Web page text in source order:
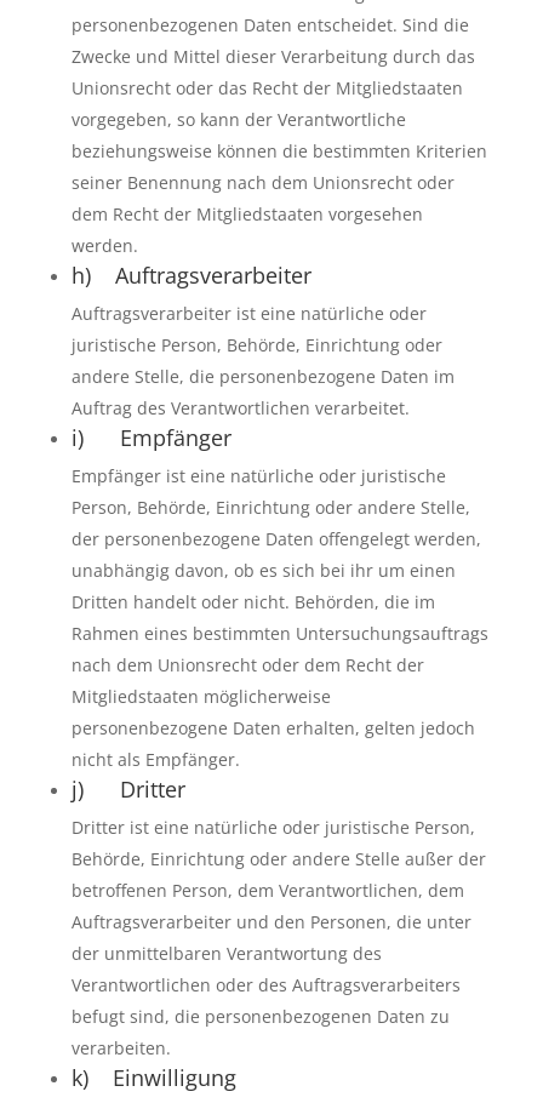
personenbezogenen Daten entscheidet. Sind die
Zwecke und Mittel dieser Verarbeitung durch das
Unionsrecht oder das Recht der Mitgliedstaaten
vorgegeben, so kann der Verantwortliche
beziehungsweise können die bestimmten Kriterien
seiner Benennung nach dem Unionsrecht oder
dem Recht der Mitgliedstaaten vorgesehen
werden.
h) Auftragsverarbeiter
Auftragsverarbeiter ist eine natürliche oder
juristische Person, Behörde, Einrichtung oder
andere Stelle, die personenbezogene Daten im
Auftrag des Verantwortlichen verarbeitet.
i) Empfänger
Empfänger ist eine natürliche oder juristische
Person, Behörde, Einrichtung oder andere Stelle,
der personenbezogene Daten offengelegt werden,
unabhängig davon, ob es sich bei ihr um einen
Dritten handelt oder nicht. Behörden, die im
Rahmen eines bestimmten Untersuchungsauftrags
nach dem Unionsrecht oder dem Recht der
Mitgliedstaaten möglicherweise
personenbezogene Daten erhalten, gelten jedoch
nicht als Empfänger.
j) Dritter
Dritter ist eine natürliche oder juristische Person,
Behörde, Einrichtung oder andere Stelle außer der
betroffenen Person, dem Verantwortlichen, dem
Auftragsverarbeiter und den Personen, die unter
der unmittelbaren Verantwortung des
Verantwortlichen oder des Auftragsverarbeiters
befugt sind, die personenbezogenen Daten zu
verarbeiten.
k) Einwilligung